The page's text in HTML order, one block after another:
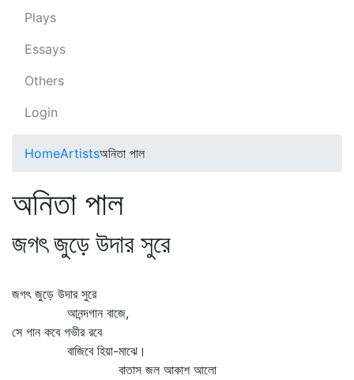
Plays
Essays
Others
Login
HomeArtistsঅনিতা পাল
অনিতা পাল
জগৎ জুড়ে উদার সুরে
জগৎ জুড়ে উদার সুরে
আনন্দগান বাজে,
সে গান কবে গভীর রবে
বাজিবে হিয়া-মাঝে।
বাতাস জল আকাশ আলো